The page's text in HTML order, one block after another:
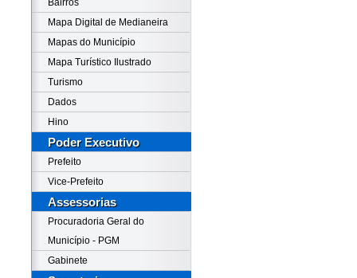
Bairros
Mapa Digital de Medianeira
Mapas do Município
Mapa Turístico Ilustrado
Turismo
Dados
Hino
Poder Executivo
Prefeito
Vice-Prefeito
Assessorias
Procuradoria Geral do
Município - PGM
Gabinete